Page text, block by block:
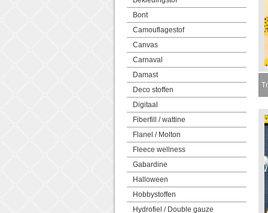
Bont
Camouflagestof
Canvas
Carnaval
Damast
Deco stoffen
Digitaal
Fiberfill / wattine
Flanel / Molton
Fleece wellness
Gabardine
Halloween
Hobbystoffen
Hydrofiel / Double gauze